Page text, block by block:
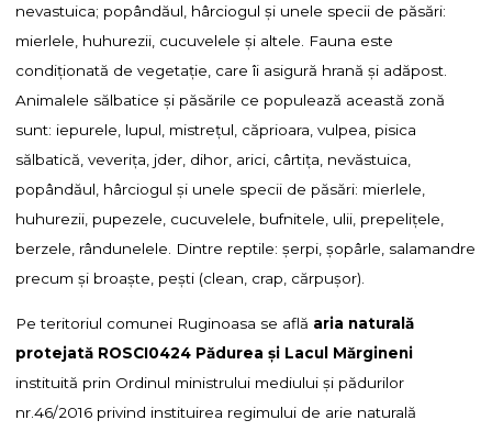
nevastuica; popândăul, hârciogul şi unele specii de păsări:
mierlele, huhurezii, cucuvelele şi altele. Fauna este
condiţionată de vegetaţie, care îi asigură hrană şi adăpost.
Animalele sălbatice şi păsările ce populează această zonă
sunt: iepurele, lupul, mistreţul, căprioara, vulpea, pisica
sălbatică, veveriţa, jder, dihor, arici, cârtiţa, nevăstuica,
popândăul, hârciogul şi unele specii de păsări: mierlele,
huhurezii, pupezele, cucuvelele, bufnitele, ulii, prepeliţele,
berzele, rândunelele. Dintre reptile: şerpi, şopârle, salamandre
precum şi broaşte, peşti (clean, crap, cărpuşor).
Pe teritoriul comunei Ruginoasa se află aria naturală
protejată ROSCI0424 Pădurea și Lacul Mărgineni
instituită prin Ordinul ministrului mediului şi pădurilor
nr.46/2016 privind instituirea regimului de arie naturală